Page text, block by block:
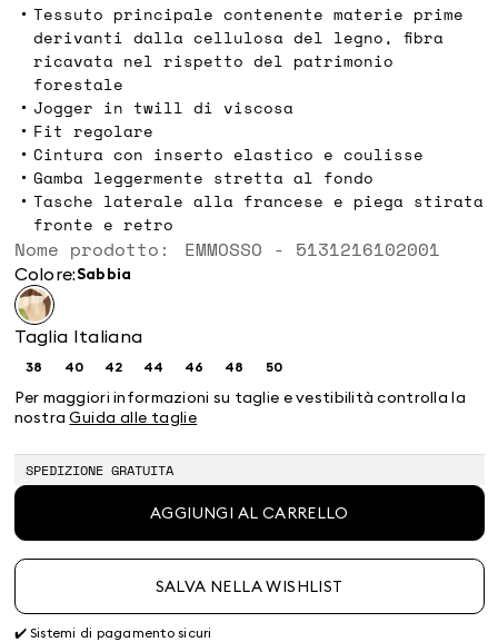
Tessuto principale contenente materie prime
derivanti dalla cellulosa del legno, fibra
ricavata nel rispetto del patrimonio
forestale
Jogger in twill di viscosa
Fit regolare
Cintura con inserto elastico e coulisse
Gamba leggermente stretta al fondo
Tasche laterale alla francese e piega stirata
fronte e retro
Nome prodotto: EMMOSSO - 5131216102001
Colore: sabbia
Taglia Italiana
38Taglia:
40Taglia:
40
42Taglia:
42
44Taglia:
46Taglia:
46
48Taglia:
48
50Taglia:
Per maggiori informazioni su taglie e vestibilità controlla la
nostraGuida alle taglie
SPEDIZIONE GRATUITA
AGGIUNGI AL CARRELLO
SALVA NELLA WISHLIST
✔️ Sistemi di pagamento sicuri